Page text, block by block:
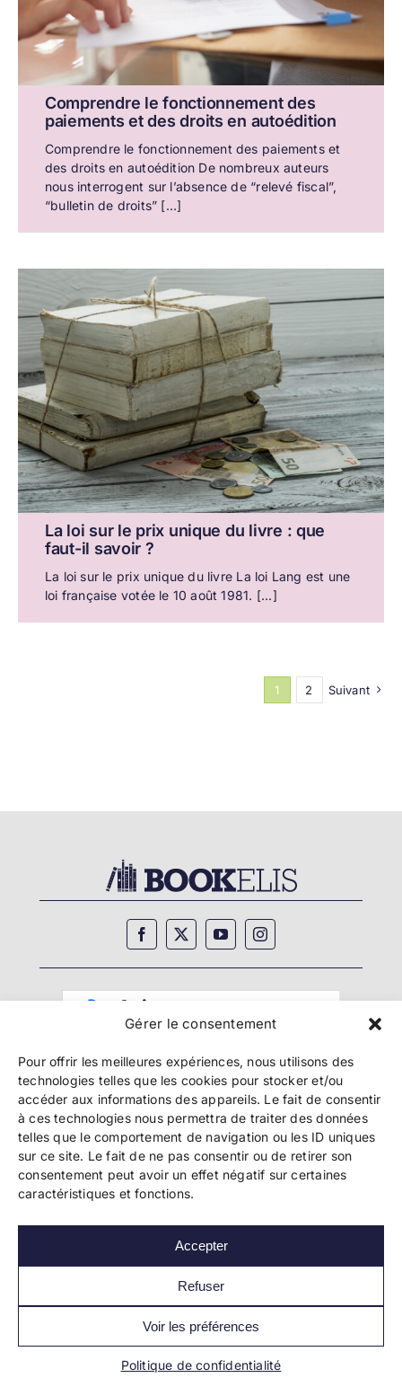
Gérer le consentement
Pour offrir les meilleures expériences, nous utilisons des
technologies telles que les cookies pour stocker et/ou
accéder aux informations des appareils. Le fait de consentir
à ces technologies nous permettra de traiter des données
telles que le comportement de navigation ou les ID uniques
sur ce site. Le fait de ne pas consentir ou de retirer son
consentement peut avoir un effet négatif sur certaines
caractéristiques et fonctions.
Accepter
Refuser
Voir les préférences
Politique de confidentialité
Comprendre le fonctionnement des
paiements et des droits en autoédition
Comprendre le fonctionnement des paiements et
des droits en autoédition De nombreux auteurs
nous interrogent sur l’absence de “relevé fiscal”,
“bulletin de droits” [...]
La loi sur le prix unique du livre : que
faut-il savoir ?
La loi sur le prix unique du livre La loi Lang est une
loi française votée le 10 août 1981. [...]
1 2 Suivant
Copyright 2024 Bookelis –CGU–CGS–CGPPA–
Mentions légales–Politique de confidentialité–
Paiement et sécurité
Les liens essentiels